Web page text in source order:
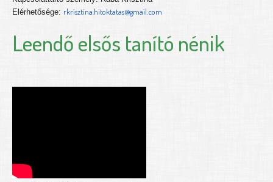
Elérhetősége: rkrisztina.hitoktatas@gmail.com
Leendő elsős tanító nénik